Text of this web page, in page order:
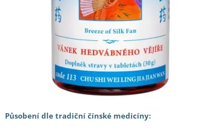
Působení dle tradiční čínské medicíny: